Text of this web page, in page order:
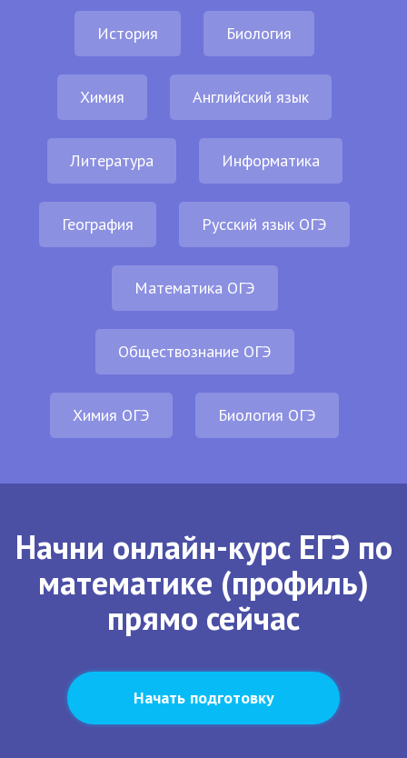
История Биология
Химия Английский язык
Литература Информатика
География Русский язык ОГЭ
Математика ОГЭ
Обществознание ОГЭ
Химия ОГЭ Биология ОГЭ
Начни онлайн-курс ЕГЭ по
математике (профиль)
прямо сейчас
Начать подготовку